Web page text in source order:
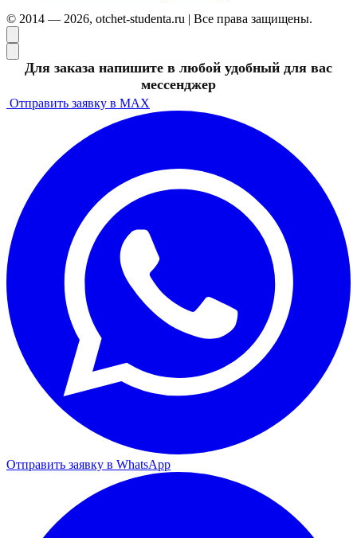
© 2014 — 2026, otchet-studenta.ru | Все права защищены.
Для заказа напишите в любой удобный для вас
мессенджер
Отправить заявку в MAX
Отправить заявку в WhatsApp